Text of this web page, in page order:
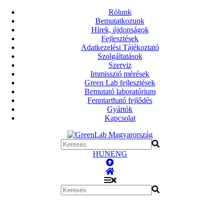
Rólunk
Bemutatkozunk
Hírek, újdonságok
Fejlesztések
Adatkezelési Tájékoztató
Szolgáltatások
Szerviz
Immisszió mérések
Green Lab fejlesztések
Bemutató laboratórium
Fenntartható fejlődés
Gyártók
Kapcsolat
HUNENG